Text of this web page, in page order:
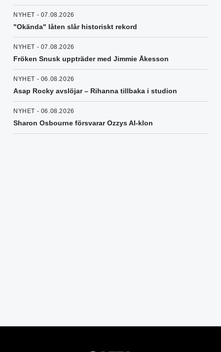
NYHET - 07.08.2026
"Okända" låten slår historiskt rekord
NYHET - 07.08.2026
Fröken Snusk uppträder med Jimmie Åkesson
NYHET - 06.08.2026
Asap Rocky avslöjar – Rihanna tillbaka i studion
NYHET - 06.08.2026
Sharon Osbourne försvarar Ozzys AI-klon